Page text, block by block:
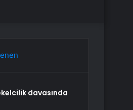
davasında